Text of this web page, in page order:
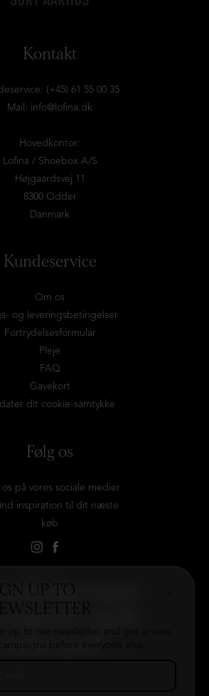
UP TO
Kontakt
(+45) 61 55 00 35
Mail: info@lofina.dk
Hovedkontor:
Lofina / Shoebox A/S
Højgaardsvej 11
8300 Odder
Danmark
Kundeservice
Om os
og leveringsbetingelser
Fortrydelsesformular
Pleje
FAQ
Gavekort
dit cookie-samtykke
Følg os
os på vores sociale medier
inspiration til dit næste
køb
dig vores
og få